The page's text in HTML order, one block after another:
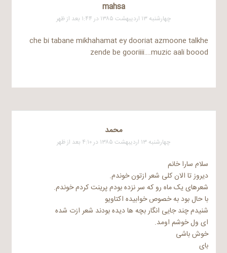
mahsa
چهارشنبه ۱۳ اردیبهشت ۱۳۸۵ در ۱:۴۴ بعد از ظهر
che bi tabane mikhahamat ey dooriat azmoone talkhe
zende be gooriiii….muzic aali boood
محمد
چهارشنبه ۱۳ اردیبهشت ۱۳۸۵ در ۴:۱۰ بعد از ظهر
سلام سارا خانم
دیروز تا الان کلی شعر ازتون خوندم.
شعرهای یک ماه رو که سر نزده بودم پرینت کردم خوندم.
با حال بود به خصوص خوابیده اکتاویو
شنیدم چند جایی انگار بچه ها دیده بودند شعر ازت شده
ای ول خوشم اومد.
خوش باشی
بای